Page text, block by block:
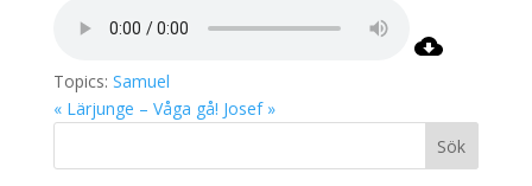
Topics: Samuel
« Lärjunge – Våga gå! Josef »
Sök